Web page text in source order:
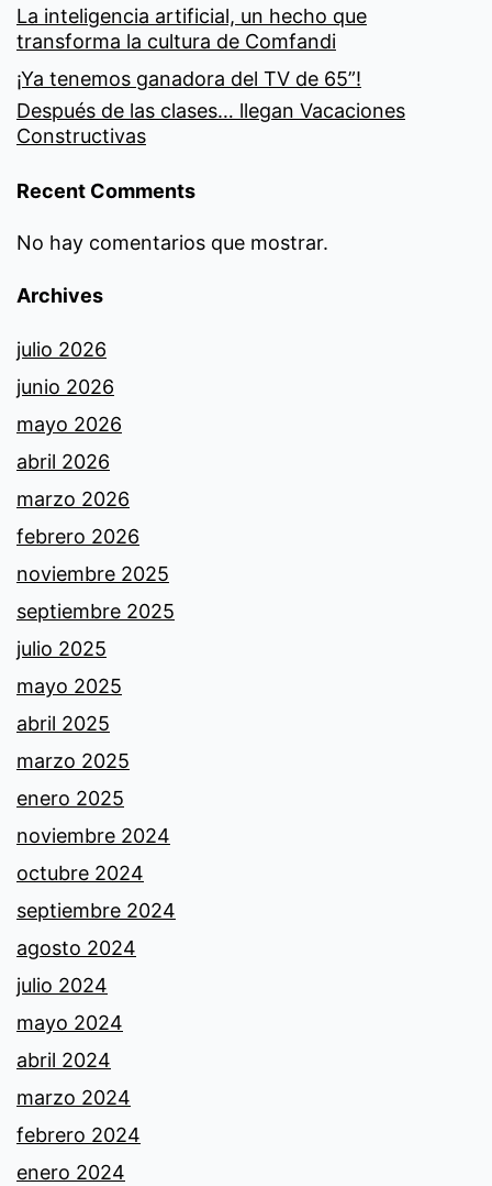
La inteligencia artificial, un hecho que
transforma la cultura de Comfandi
¡Ya tenemos ganadora del TV de 65”!
Después de las clases… llegan Vacaciones
Constructivas
Recent Comments
No hay comentarios que mostrar.
Archives
julio 2026
junio 2026
mayo 2026
abril 2026
marzo 2026
febrero 2026
noviembre 2025
septiembre 2025
julio 2025
mayo 2025
abril 2025
marzo 2025
enero 2025
noviembre 2024
octubre 2024
septiembre 2024
agosto 2024
julio 2024
mayo 2024
abril 2024
marzo 2024
febrero 2024
enero 2024